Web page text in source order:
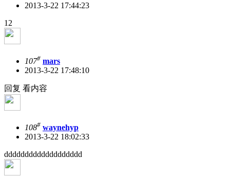
2013-3-22 17:44:23
12
107# mars
2013-3-22 17:48:10
回复 看内容
108# waynehyp
2013-3-22 18:02:33
ddddddddddddddddddd